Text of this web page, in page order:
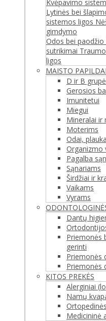
Kvėpavimo
Lytinės bei
sistemos ligos
gimdymo
Odos bei paodžio
sutrikimai
ligos
MAISTO PAPILDAI
D ir B
Gerosios
Imunitetui
Miegui
Mineralai ir
Moterims
Odai,
Organizmo
Pagalba
Sąnariams
Širdžiai ir
Vaikams
Vyrams
Dantų
Priemonės
gerinti
Priemonės
Priemonės
KITOS PREKĖS
Alerginiai
Namų
Medicininė